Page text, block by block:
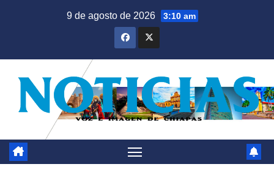
9 de agosto de 2026 3:10 am